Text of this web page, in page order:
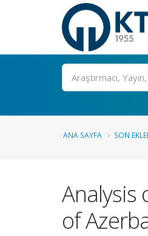
Ara
ANA SAYFA SON
Analysis
of